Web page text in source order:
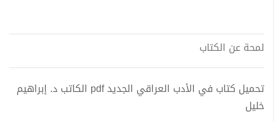
لمحة عن الكتاب
تحميل كتاب في الأدب العراقي الجديد pdf الكاتب د. إبراهيم
خليل